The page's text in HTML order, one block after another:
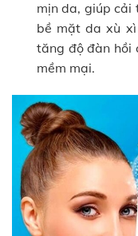
mịn da, giúp cải
bề mặt da xù
tăng độ đàn hồi
mềm mại.